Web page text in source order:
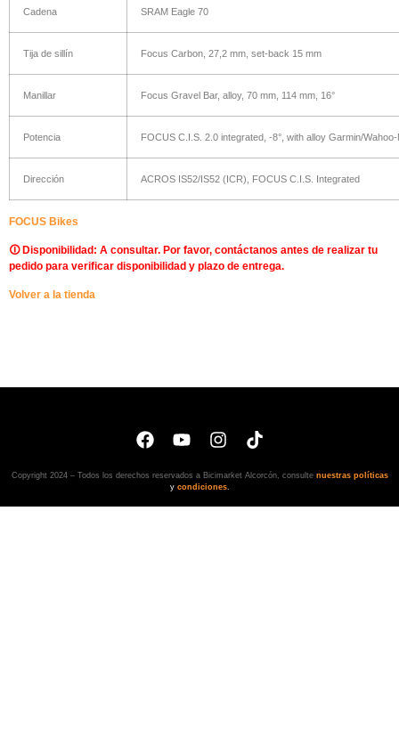
Cadena SRAM Eagle 70
Tija de sillín Focus Carbon, 27,2 mm, set-back 15 mm
Manillar Focus Gravel Bar, alloy, 70 mm, 114 mm, 16°
Potencia FOCUS C.I.S. 2.0 integrated, -8°, with alloy Garmin/
Dirección ACROS IS52/IS52 (ICR), FOCUS C.I.S. Integrated
FOCUS Bikes
🛈 Disponibilidad: A consultar. Por favor, contáctanos antes de realizar tu
pedido para verificar disponibilidad y plazo de entrega.
Volver a la tienda
Copyright 2024 – Todos los derechos reservados a Bicimarket Alcorcón, consulte nuestras políticas
y condiciones.